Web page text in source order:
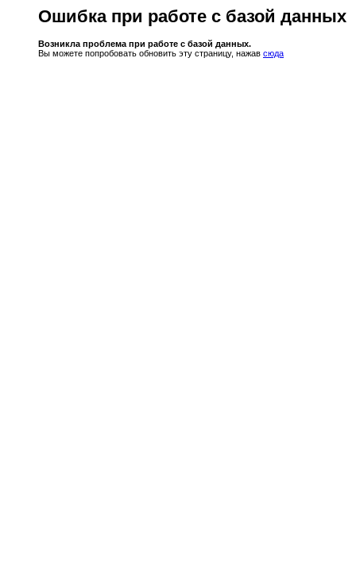
Ошибка при работе с базой данных
Возникла проблема при работе с базой данных.
Вы можете попробовать обновить эту страницу, нажав сюда